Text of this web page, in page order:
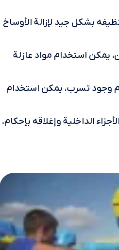
بشكل جيد لإزالة الأوساخ
يمكن استخدام مواد عازلة
وجود تسرب، يمكن استخدام
الداخلية وإغلاقه بإحكام.